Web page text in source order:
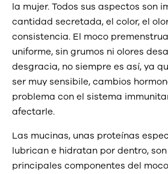
la mujer. Todos sus aspectos son
cantidad secretada, el color, el
consistencia. El moco
uniforme, sin grumos ni olores
desgracia, no siempre es así, ya
ser muy sensibile, cambios
problema con el sistema
afectarle.
Las mucinas, unas proteínas
lubrican e hidratan por dentro, son
principales componentes del